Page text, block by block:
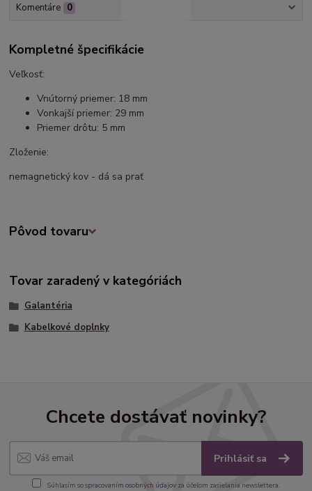
Komentáre 0
Kompletné špecifikácie
Veľkosť:
Vnútorný priemer: 18 mm
Vonkajší priemer: 29 mm
Priemer drôtu: 5 mm
Zloženie:
nemagnetický kov - dá sa prať
Pôvod tovaru
Tovar zaradený v kategóriách
Galantéria
Kabelkové doplnky
Chcete dostávať novinky?
Prihlásiť sa
Súhlasím sospracovaním osobných údajov za účelom zasielania newslettera.